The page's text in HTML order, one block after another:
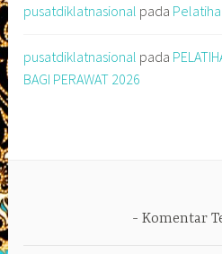
pusatdiklatnasional pada
pusatdiklatnasional pada
BAGI PERAWAT 2026
Komentar